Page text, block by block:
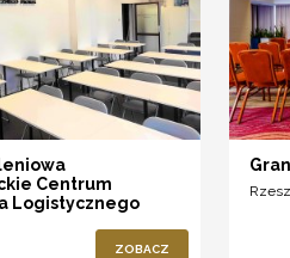
Centrum
Logistycznego
ZOBACZ